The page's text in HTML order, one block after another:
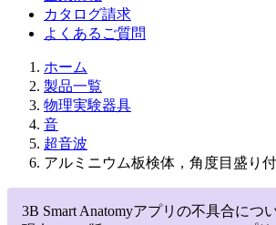
カタログ請求
よくあるご質問
ホーム
製品一覧
物理実験器具
音
超音波
アルミニウム板検体，角度目盛り
3B Smart Anatomyアプリの不具合につ